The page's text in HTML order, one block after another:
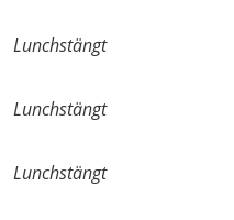
Lunchstängt
Lunchstängt
Lunchstängt